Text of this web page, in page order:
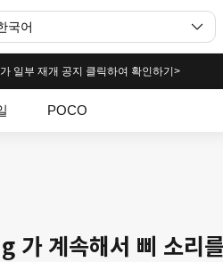
국어
일부 재개 공지 클릭하여 확인하기>
POCO
계속해서 삐 소리